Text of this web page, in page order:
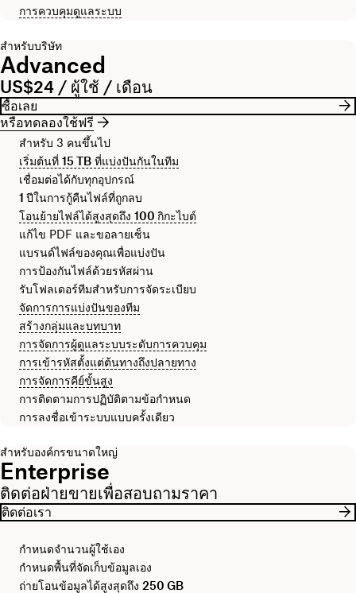
การควบคุมดูแลระบบ
สำหรับบริษัท
Advanced
US$24 / ผู้ใช้ / เดือน
ซื้อเลย
หรือทดลองใช้ฟรี
สำหรับ 3 คนขึ้นไป
เริ่มต้นที่ 15 TB ที่แบ่งปันกันในทีม
เชื่อมต่อได้กับทุกอุปกรณ์
1 ปีในการกู้คืนไฟล์ที่ถูกลบ
โอนย้ายไฟล์ได้สูงสุดถึง 100 กิกะไบต์
แก้ไข PDF และขอลายเซ็น
แบรนด์ไฟล์ของคุณเพื่อแบ่งปัน
การป้องกันไฟล์ด้วยรหัสผ่าน
รับโฟลเดอร์ทีมสำหรับการจัดระเบียบ
จัดการการแบ่งปันของทีม
สร้างกลุ่มและบทบาท
การจัดการผู้ดูแลระบบระดับการควบคุม
การเข้ารหัสตั้งแต่ต้นทางถึงปลายทาง
การจัดการคีย์ขั้นสูง
การติดตามการปฏิบัติตามข้อกำหนด
การลงชื่อเข้าระบบแบบครั้งเดียว
สำหรับองค์กรขนาดใหญ่
Enterprise
ติดต่อฝ่ายขายเพื่อสอบถามราคา
ติดต่อเรา
กำหนดจำนวนผู้ใช้เอง
กำหนดพื้นที่จัดเก็บข้อมูลเอง
ถ่ายโอนข้อมูลได้สูงสุดถึง 250 GB